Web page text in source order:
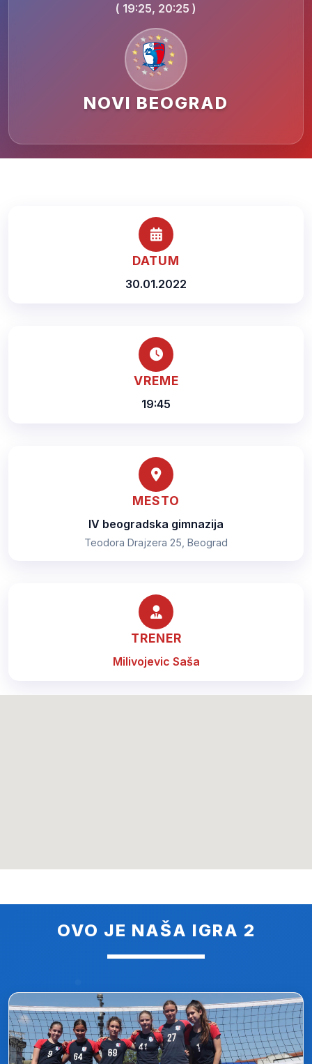
( 19:25, 20:25 )
NOVI BEOGRAD
DATUM
30.01.2022
VREME
19:45
MESTO
IV beogradska gimnazija
Teodora Drajzera 25, Beograd
TRENER
Milivojevic Saša
OVO JE NAŠA IGRA 2